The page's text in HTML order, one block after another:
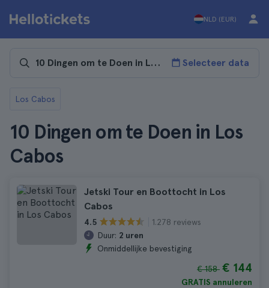
NLD (EUR)
Selecteer data
Los Cabos
10 Dingen om te Doen in Los
Cabos
Jetski Tour en Boottocht in Los
Cabos
4.5
1.278 reviews
Duur: 2 uren
Onmiddellijke bevestiging
€ 158 € 144
GRATIS annuleren